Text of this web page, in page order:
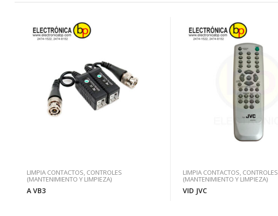
LIMPIA CONTACTOS, CONTROLES
(MANTENIMIENTO Y LIMPIEZA)
A VB3
LIMPIA CONTACTOS, CONTROLES
(MANTENIMIENTO Y LIMPIEZA)
VID JVC